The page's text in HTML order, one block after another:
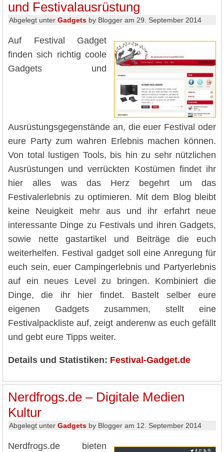
und Festivalausrüstung
Abgelegt unter Gadgets by Blogger am 29. September 2014
Auf Festival Gadget
finden sich richtig coole
Gadgets und
Ausrüstungsgegenstände an, die euer Festival oder
eure Party zum wahren Erlebnis machen können.
Von total lustigen Tools, bis hin zu sehr nützlichen
Ausrüstungen und verrückten Kostümen findet ihr
hier alles was das Herz begehrt um das
Festivalerlebnis zu optimieren. Mit dem Blog bleibt
keine Neuigkeit mehr aus und ihr erfahrt neue
interessante Dinge zu Festivals und ihren Gadgets,
sowie nette gastartikel und Beiträge die euch
weiterhelfen. Festival gadget soll eine Anregung für
euch sein, euer Campingerlebnis und Partyerlebnis
auf ein neues Level zu bringen. Kombiniert die
Dinge, die ihr hier findet. Bastelt selber eure
eigenen Gadgets zusammen, stellt eine
Festivalpackliste auf, zeigt anderenw as euch gefällt
und gebt eure Tipps weiter.
Details und Statistiken: Festival-Gadget.de
Nerdfrogs.de – Digitale Medien
Kultur
Abgelegt unter Gadgets by Blogger am 12. September 2014
Nerdfrogs.de bieten